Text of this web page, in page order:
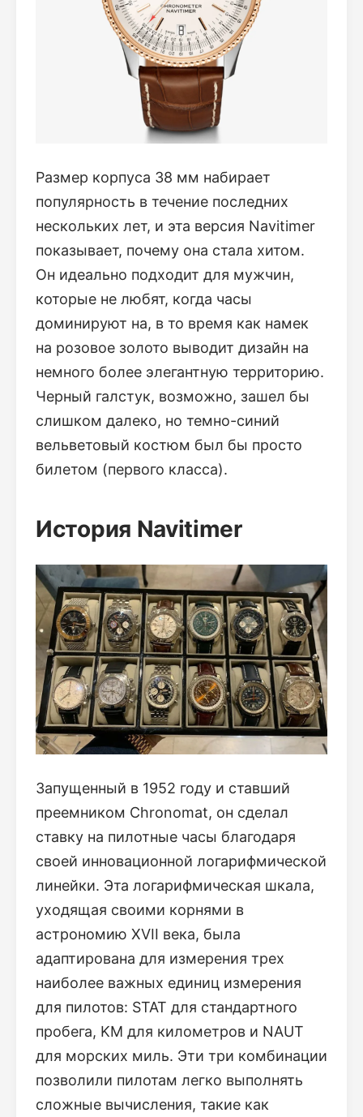
Размер корпуса 38 мм набирает
популярность в течение последних
нескольких лет, и эта версия Navitimer
показывает, почему она стала хитом.
Он идеально подходит для мужчин,
которые не любят, когда часы
доминируют на, в то время как намек
на розовое золото выводит дизайн на
немного более элегантную территорию.
Черный галстук, возможно, зашел бы
слишком далеко, но темно-синий
вельветовый костюм был бы просто
билетом (первого класса).
История Navitimer
Запущенный в 1952 году и ставший
преемником Chronomat, он сделал
ставку на пилотные часы благодаря
своей инновационной логарифмической
линейки. Эта логарифмическая шкала,
уходящая своими корнями в
астрономию XVII века, была
адаптирована для измерения трех
наиболее важных единиц измерения
для пилотов: STAT для стандартного
пробега, KM для километров и NAUT
для морских миль. Эти три комбинации
позволили пилотам легко выполнять
сложные вычисления, такие как